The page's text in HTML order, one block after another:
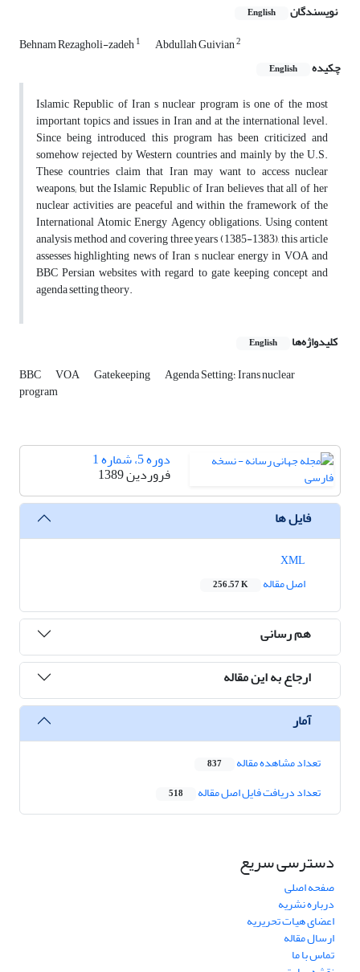
نویسندگان English
Behnam Rezagholi-zadeh1 Abdullah Guivian2
چکیده English
Islamic Republic of Iran s nuclear program is one of the most
important topics and issues in Iran and at the international level.
Since being introduced, this program has been criticized and
somehow rejected by Western countries and mainly by the U.S.
These countries claim that Iran may want to access nuclear
weapons; but the Islamic Republic of Iran believes that all of her
nuclear activities are peaceful and within the framework of the
International Atomic Energy Agency obligations. Using content
analysis method and covering three years (1385-1383), this article
assesses highlighting news of Iran s nuclear energy in VOA and
BBC Persian websites with regard to gate keeping concept and
agenda setting theory.
کلیدواژه‌ها English
BBC VOA Gatekeeping Agenda Setting؛ Irans nuclear
program
دوره 5، شماره 1
فروردین 1389
فایل ها
اصل مقاله
256.57 K
هم رسانی
ارجاع به این مقاله
آمار
تعداد مشاهده مقاله 837
تعداد دریافت فایل اصل مقاله 518
دسترسی سریع
صفحه اصلی
درباره نشریه
اعضای هیات تحریریه
ارسال مقاله
تماس با ما